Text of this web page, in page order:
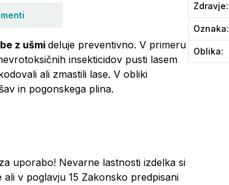
z ušmi deluje preventivno. V primeru
insekticidov pusti lasem
ali zmastili lase. V obliki
in pogonskega plina.
uporabo! Nevarne lastnosti izdelka si
v poglavju 15 Zakonsko predpisani
Zdravje:
Oznaka:
Oblika: